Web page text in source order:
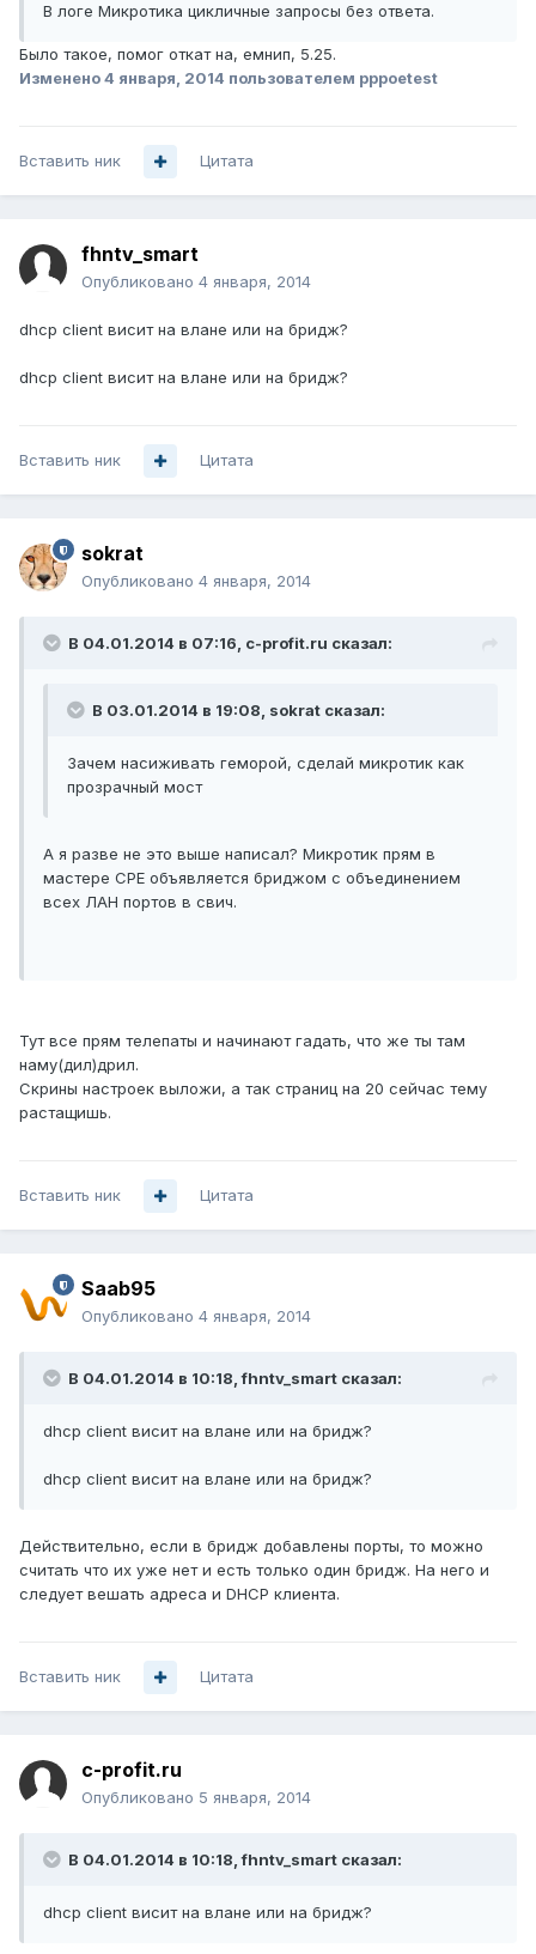
В логе Микротика цикличные запросы без ответа.
Было такое, помог откат на, емнип, 5.25.
Изменено4 января, 2014 пользователем pppoetest
Вставить ник Цитата
fhntv_smart
Опубликовано 4 января, 2014
dhcp client висит на влане или на бридж?
dhcp client висит на влане или на бридж?
Вставить ник Цитата
sokrat
Опубликовано 4 января, 2014
В 04.01.2014 в 07:16, c-profit.ru сказал:
В 03.01.2014 в 19:08, sokrat сказал:
Зачем насиживать геморой, сделай микротик как
прозрачный мост
А я разве не это выше написал? Микротик прям в
мастере СРЕ объявляется бриджом с объединением
всех ЛАН портов в свич.
Тут все прям телепаты и начинают гадать, что же ты там
наму(дил)дрил.
Скрины настроек выложи, а так страниц на 20 сейчас тему
растащишь.
Вставить ник Цитата
Saab95
Опубликовано 4 января, 2014
В 04.01.2014 в 10:18, fhntv_smart сказал:
dhcp client висит на влане или на бридж?
dhcp client висит на влане или на бридж?
Действительно, если в бридж добавлены порты, то можно
считать что их уже нет и есть только один бридж. На него и
следует вешать адреса и DHCP клиента.
Вставить ник Цитата
c-profit.ru
Опубликовано 5 января, 2014
В 04.01.2014 в 10:18, fhntv_smart сказал:
dhcp client висит на влане или на бридж?